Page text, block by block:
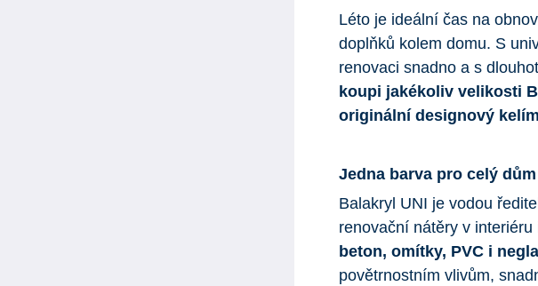
Léto je ideální čas na
doplňků kolem domu. S
renovaci snadno a s
koupi jakékoliv velikosti
originální designový
Jedna barva pro celý
Balakryl UNI je vodou
renovační nátěry v
beton, omítky, PVC i
povětrnostním vlivům,